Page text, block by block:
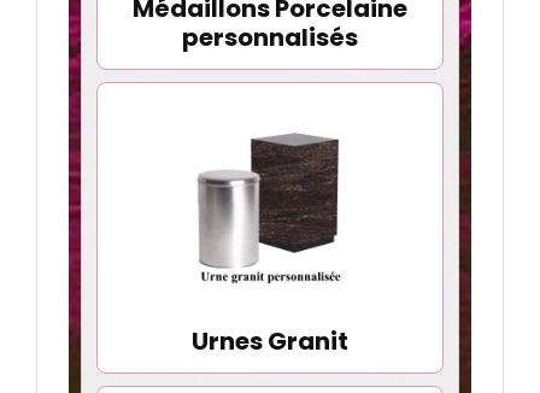
Médaillons Porcelaine
personnalisés
Urnes Granit